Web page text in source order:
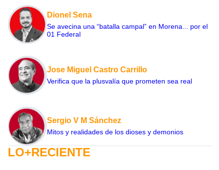
Dionel Sena
Se avecina una “batalla campal” en Morena... por el
01 Federal
Jose Miguel Castro Carrillo
Verifica que la plusvalía que prometen sea real
Sergio V M Sánchez
Mitos y realidades de los dioses y demonios
LO+RECIENTE